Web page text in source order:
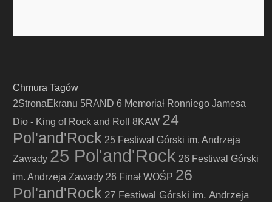
Chmura Tagów
2StronaEkranu 5RAND 6 Memoriał Ronniego Jamesa
Dio - King of Rock and Roll
8KAW 24
Pol'and'Rock 25 Festiwal Górski im. Andrzeja
Zawady 25 Pol'and'Rock 26 Festiwal Górski
im. Andrzeja Zawady 26 Finał WOŚP 26
Pol'and'Rock 27 Festiwal Górski im. Andrzeja